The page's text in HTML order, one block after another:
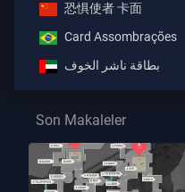
恐惧使者 卡面
Card Assombrações
بطاقة ناشر الخوف
Son Makaleler